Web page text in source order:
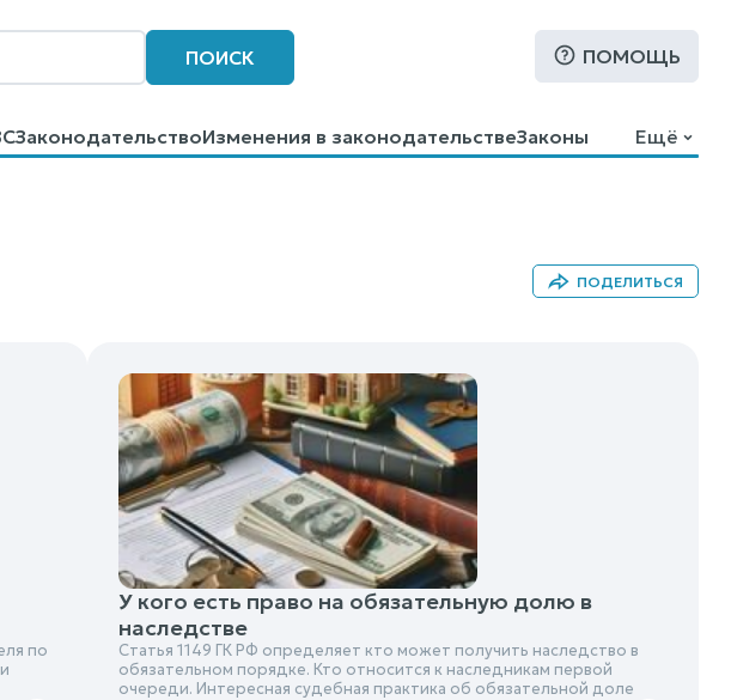
ПОИСК ПОМОЩЬ
ЗаконодательствоИзменения в законодательствеЗаконы
Ещё
ПОДЕЛИТЬСЯ
по
У кого есть право на обязательную долю в
наследстве
Статья 1149 ГК РФ определяет кто может получить наследство в
обязательном порядке. Кто относится к наследникам первой
очереди. Интересная судебная практика об обязательной доле